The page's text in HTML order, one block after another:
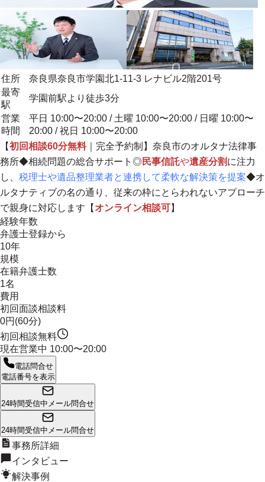
住所
奈良県奈良市学園北1-11-3 レナビル2階201号
最寄
駅
学園前駅より徒歩3分
営業
時間
平日 10:00〜20:00 / 土曜 10:00〜20:00 / 日曜 10:00〜
20:00 / 祝日 10:00〜20:00
【初回相談60分無料｜完全予約制】奈良市のオルタナ法律事
務所◆相続問題の総合サポート◎民事信託や遺産分割に注力
し、 税理士や遺品整理業者と連携して柔軟な解決策を提案◆オ
ルタナティブの名の通り、 従来の枠にとらわれないアプローチ
で親身に対応します 【 オンライン相談可】
経験年数
弁護士登録から
10年
規模
在籍弁護士数
1名
費用
初回面談相談料
0円(60分)
初回相談無料
現在営業中 10:00〜20:00
電話問合せ
電話番号を表示
24時間受信中 メール問合せ
24時間受信中 メール問合せ
事務所詳細
インタビュー
解決事例